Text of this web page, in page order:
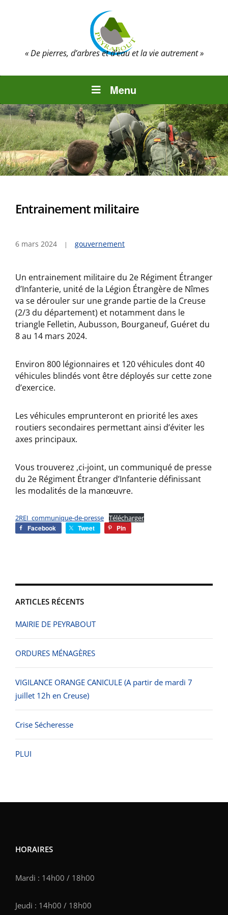
« De pierres, d’arbres et d’eau et la vie autrement »
Menu
ARTICLES RÉCENTS
MAIRIE DE PEYRABOUT
ORDURES MÉNAGÈRES
VIGILANCE ORANGE CANICULE (A partir de mardi 7
juillet 12h en Creuse)
Crise Sécheresse
PLUI
Entrainement militaire
6 mars 2024 gouvernement
Un entrainement militaire du 2e Régiment Étranger
d’Infanterie, unité de la Légion Étrangère de Nîmes
va se dérouler sur une grande partie de la Creuse
(2/3 du département) et notamment dans le
triangle Felletin, Aubusson, Bourganeuf, Guéret du
8 au 14 mars 2024.
Environ 800 légionnaires et 120 véhicules dont 40
véhicules blindés vont être déployés sur cette zone
d’exercice.
Les véhicules emprunteront en priorité les axes
routiers secondaires permettant ainsi d’éviter les
axes principaux.
Vous trouverez ,ci-joint, un communiqué de presse
du 2e Régiment Étranger d’Infanterie définissant
les modalités de la manœuvre.
2REI_communique-de-presse Télécharger
Facebook
Tweet Pin
HORAIRES
Mardi : 14h00 / 18h00
Jeudi : 14h00 / 18h00